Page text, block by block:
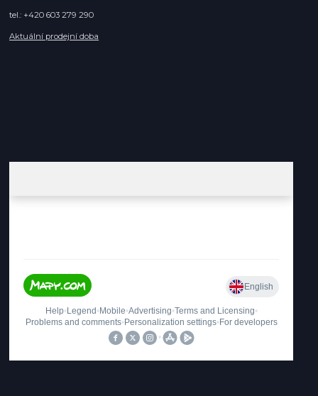
tel.: +420 603 279 290
Aktuální prodejní doba